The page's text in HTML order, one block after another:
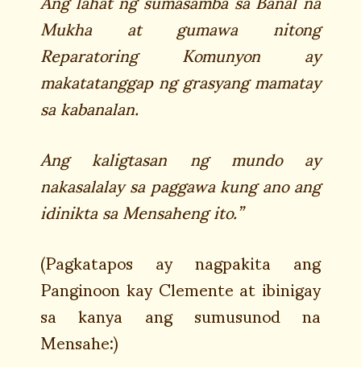
Mukha at gumawa nitong
Reparatoring Komunyon ay
makatatanggap ng grasyang mamatay
sa kabanalan.
Ang kaligtasan ng mundo ay
nakasalalay sa paggawa kung ano ang
idinikta sa Mensaheng ito.”
(Pagkatapos ay nagpakita ang
Panginoon kay Clemente at ibinigay
sa kanya ang sumusunod na
Mensahe:)